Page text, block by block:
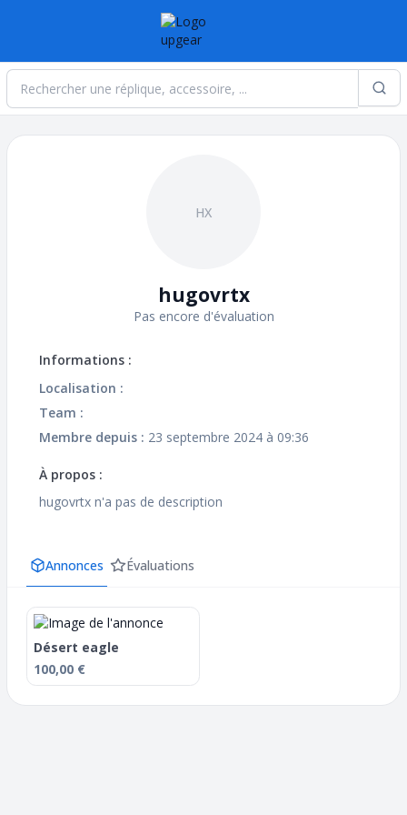
HX
hugovrtx
Pas encore d'évaluation
Informations :
Localisation :
Team :
Membre depuis : 23 septembre 2024 à 09:36
À propos :
hugovrtx n'a pas de description
Annonces Évaluations
Désert eagle
100,00 €